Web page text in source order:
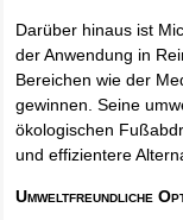
Darüber hinaus ist
der Anwendung in
Bereichen wie der
gewinnen. Seine
ökologischen
und effizientere
Umweltfreundliche